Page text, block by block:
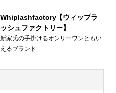
Whiplashfactory【ウィップラ
ッシュファクトリー】
新家氏の手掛けるオンリーワンともい
えるブランド